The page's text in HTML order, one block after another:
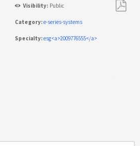
Visibility: Public
Category:e-series-systems
Specialty:esg<a>2009776555</a>